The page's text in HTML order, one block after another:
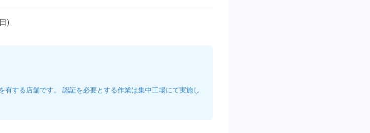
有する店舗です。 認証を必要とする作業は集中工場にて実施し